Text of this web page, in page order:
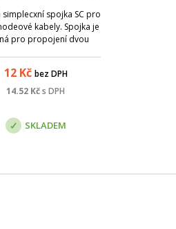
simplex
simplecxní spojka SC pro
kabely. Spojka je
pro propojení dvou
12Kč bez DPH
14.52 Kčs DPH
SKLADEM